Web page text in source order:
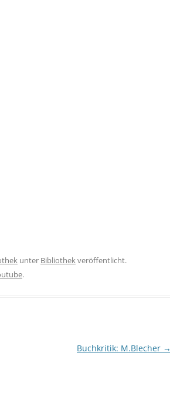
unter Bibliothek veröffentlicht.
.
Buchkritik: M.Blecher →